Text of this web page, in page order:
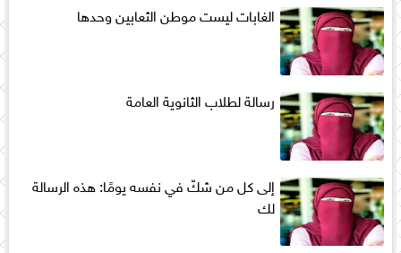
الغابات ليست موطن الثعابين وحدها
رسالة لطلاب الثانوية العامة
إلى كل من شكّ في نفسه يومًا: هذه الرسالة
لك